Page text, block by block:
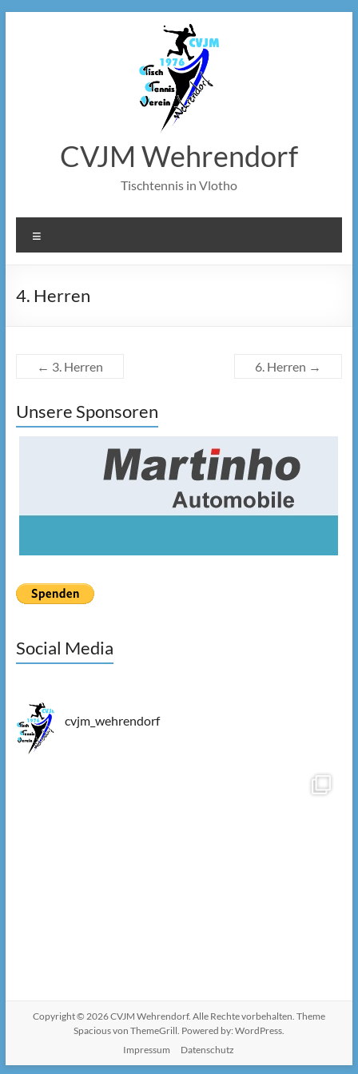
CVJM Wehrendorf
Tischtennis in Vlotho
4. Herren
← 3. Herren 6. Herren →
Unsere Sponsoren
Social Media
cvjm_wehrendorf
Copyright © 2026CVJM Wehrendorf. Alle Rechte vorbehalten. Theme
Spaciousvon ThemeGrill. Powered by: WordPress.
Impressum
Datenschutz